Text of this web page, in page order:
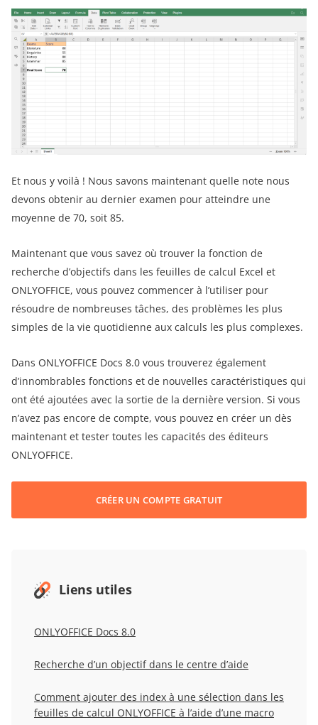
Et nous y voilà ! Nous savons maintenant quelle note nous
devons obtenir au dernier examen pour atteindre une
moyenne de 70, soit 85.
Maintenant que vous savez où trouver la fonction de
recherche d’objectifs dans les feuilles de calcul Excel et
ONLYOFFICE, vous pouvez commencer à l’utiliser pour
résoudre de nombreuses tâches, des problèmes les plus
simples de la vie quotidienne aux calculs les plus complexes.
Dans ONLYOFFICE Docs 8.0 vous trouverez également
d’innombrables fonctions et de nouvelles caractéristiques qui
ont été ajoutées avec la sortie de la dernière version. Si vous
n’avez pas encore de compte, vous pouvez en créer un dès
maintenant et tester toutes les capacités des éditeurs
ONLYOFFICE.
CRÉER UN COMPTE GRATUIT
Liens utiles
ONLYOFFICE Docs 8.0
Recherche d’un objectif dans le centre d’aide
Comment ajouter des index à une sélection dans les
feuilles de calcul ONLYOFFICE à l’aide d’une macro